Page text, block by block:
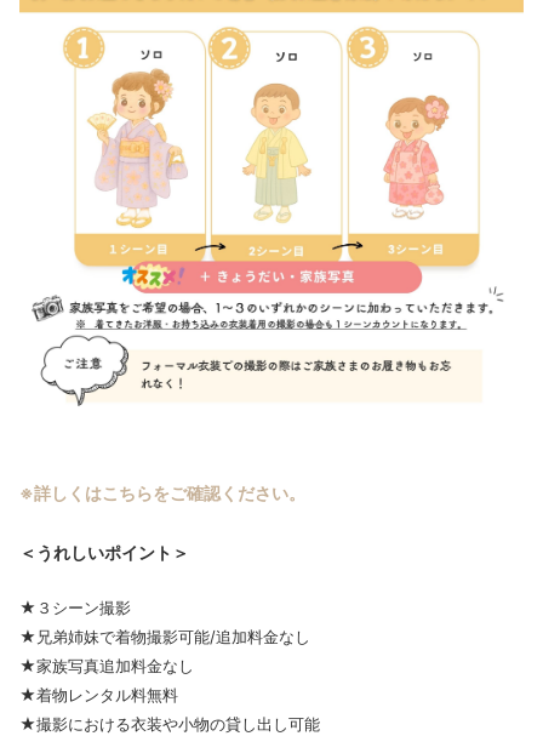
※詳しくはこちらをご確認ください。
＜うれしいポイント＞
★３シーン撮影
★兄弟姉妹で着物撮影可能/追加料金なし
★家族写真追加料金なし
★着物レンタル料無料
★撮影における衣装や小物の貸し出し可能